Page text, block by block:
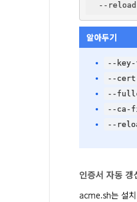
--
알아두기
--
--
--
--ca-
--
인증서 자동 갱
acme.sh는 설